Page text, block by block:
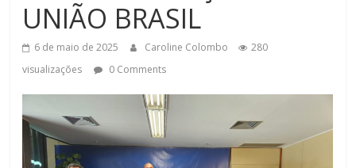
UNIÃO BRASIL
6 de maio de 2025 Caroline Colombo
280
visualizações
0 Comments